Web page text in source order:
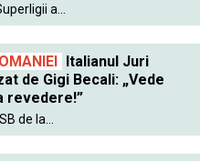
a...
Italianul Juri
de Gigi Becali: „Vede
revedere!”
de la...